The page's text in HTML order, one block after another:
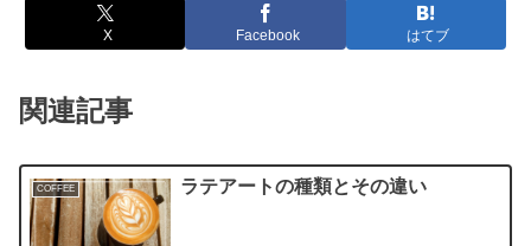
X Facebook はてブ
関連記事
COFFEE ラテアートの種類とその違い